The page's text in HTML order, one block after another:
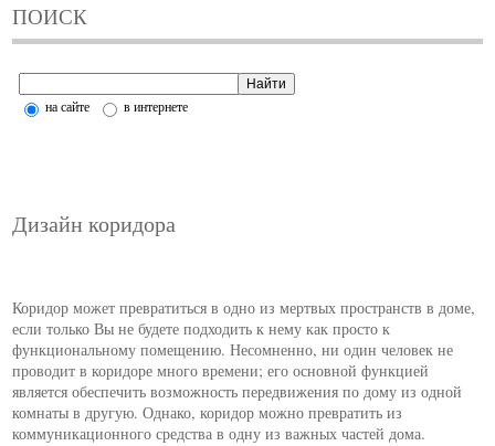
ПОИСК
на сайте в интернете
Дизайн коридора
Коридор может превратиться в одно из мертвых пространств в доме,
если только Вы не будете подходить к нему как просто к
функциональному помещению. Несомненно, ни один человек не
проводит в коридоре много времени; его основной функцией
является обеспечить возможность передвижения по дому из одной
комнаты в другую. Однако, коридор можно превратить из
коммуникационного средства в одну из важных частей дома.